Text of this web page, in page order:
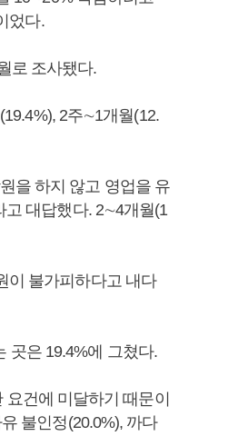
었다.
로 조사됐다.
2주∼1개월(12.
을 하지 않고 영업을 유
고 대답했다. 2∼4개월(1
이 불가피하다고 내다
곳은 19.4%에 그쳤다.
건에 미달하기 때문이
불인정(20.0%), 까다